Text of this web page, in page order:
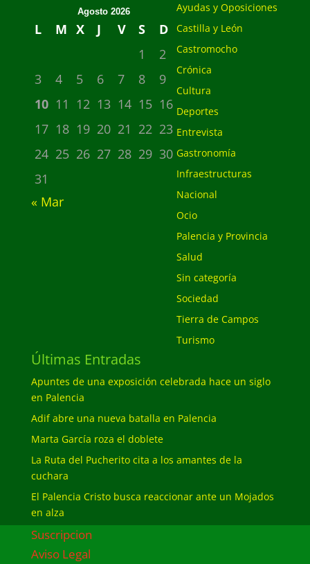
Agosto 2026
L M X J V S
D
1
2
3
4 5 6 7 8
9
10 11 12 13 14 15 16
17 18 19 20 21 22 23
24 25 26 27 28 29 30
31
« Mar
Ayudas y Oposiciones
Castilla y León
Castromocho
Crónica
Cultura
Deportes
Entrevista
Gastronomía
Infraestructuras
Nacional
Ocio
Palencia y Provincia
Salud
Sin categoría
Sociedad
Tierra de Campos
Turismo
Últimas Entradas
Apuntes de una exposición celebrada hace un siglo
en Palencia
Adif abre una nueva batalla en Palencia
Marta García roza el doblete
La Ruta del Pucherito cita a los amantes de la
cuchara
El Palencia Cristo busca reaccionar ante un Mojados
en alza
Suscripcion
Aviso Legal